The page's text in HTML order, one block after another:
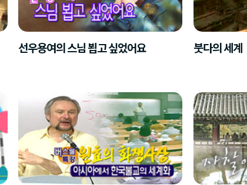
선우용여의 스님 뵙고 싶었어요 붓다의 세계